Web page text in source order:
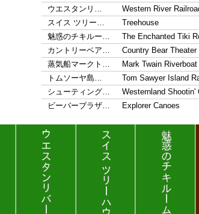
ウエスタンリ…
Western River
スイス ツリー…
Treehouse
魅惑のチキルー…
The Enchanted Tiki
カントリーベア…
Country Bear Theater
蒸気船マークト…
Mark Twain Riverboat
トムソーヤ島…
Tom Sawyer Island
シューティング…
Westernland Shootin'
ビーバーブラザ…
Explorer Canoes